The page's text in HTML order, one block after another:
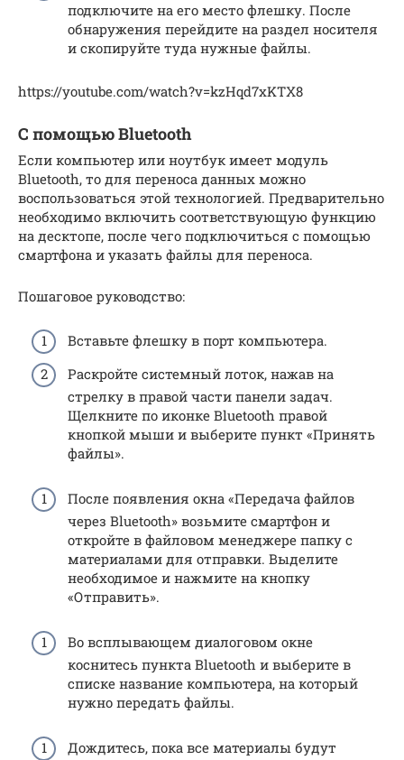
подключите на его место флешку. После
обнаружения перейдите на раздел носителя
и скопируйте туда нужные файлы.
https://youtube.com/watch?v=kzHqd7xKTX8
С помощью Bluetooth
Если компьютер или ноутбук имеет модуль
Bluetooth, то для переноса данных можно
воспользоваться этой технологией. Предварительно
необходимо включить соответствующую функцию
на десктопе, после чего подключиться с помощью
смартфона и указать файлы для переноса.
Пошаговое руководство:
Вставьте флешку в порт компьютера.
Раскройте системный лоток, нажав на
стрелку в правой части панели задач.
Щелкните по иконке Bluetooth правой
кнопкой мыши и выберите пункт «Принять
файлы».
После появления окна «Передача файлов
через Bluetooth» возьмите смартфон и
откройте в файловом менеджере папку с
материалами для отправки. Выделите
необходимое и нажмите на кнопку
«Отправить».
Во всплывающем диалоговом окне
коснитесь пункта Bluetooth и выберите в
списке название компьютера, на который
нужно передать файлы.
Дождитесь, пока все материалы будут